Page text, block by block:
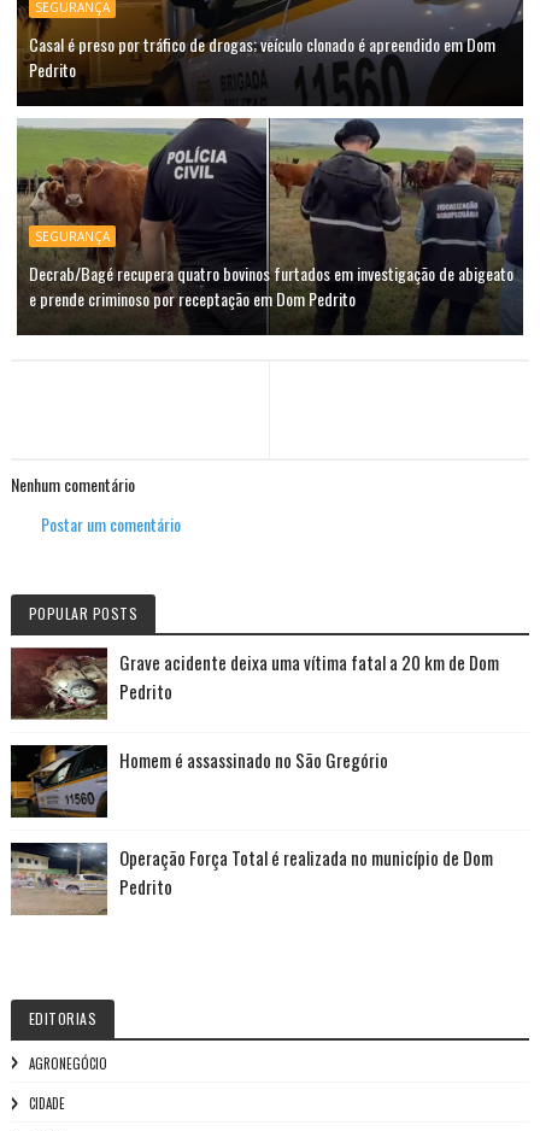
SEGURANÇA
Casal é preso por tráfico de drogas; veículo clonado é apreendido em Dom
Pedrito
SEGURANÇA
Decrab/Bagé recupera quatro bovinos furtados em investigação de abigeato
e prende criminoso por receptação em Dom Pedrito
Nenhum comentário
Postar um comentário
POPULAR POSTS
Grave acidente deixa uma vítima fatal a 20 km de Dom
Pedrito
Homem é assassinado no São Gregório
Operação Força Total é realizada no município de Dom
Pedrito
EDITORIAS
AGRONEGÓCIO
CIDADE